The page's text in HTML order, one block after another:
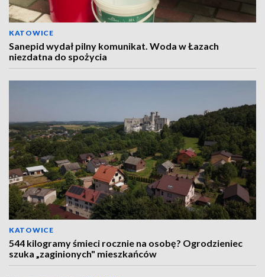
KATOWICE
Sanepid wydał pilny komunikat. Woda w Łazach
niezdatna do spożycia
KATOWICE
544 kilogramy śmieci rocznie na osobę? Ogrodzieniec
szuka „zaginionych" mieszkańców